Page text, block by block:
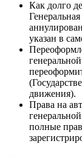
Как долго
указан в
движения).
Права на
полные